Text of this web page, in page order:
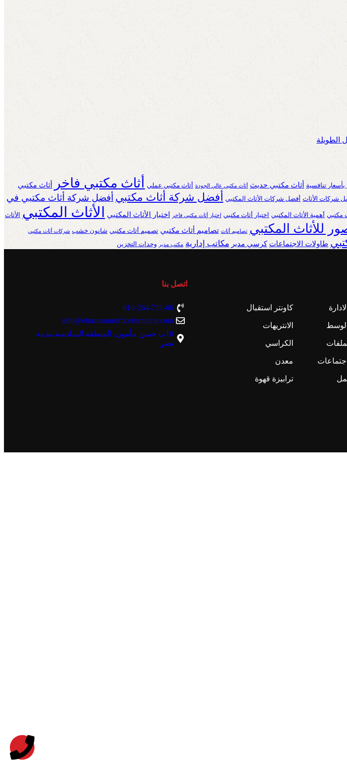
الطويلة
تنافسية أثاث مكتبي حديث أثاث مكتبي عالي الجودة أثاث مكتبي عملي أثاث مكتبي فاخر أثاث مكتبي
شركات الأثاث أفضل شركات الأثاث المكتبي أفضل شركة أثاث مكتبي أفضل شركة أثاث مكتبي في
مكتبي أهمية الأثاث المكتبي اختيار أثاث مكتبي اختيار أثاث مكتبي فاخر اختيار الأثاث المكتبي الأثاث المكتبي الأثاث
للأثاث المكتبي تصاميم أثاث تصاميم أثاث مكتبي تصميم أثاث مكتبي شانون خشب شركات أثاث مكتبي
طاولات الاجتماعات كرسي مدير مكاتب إدارية مكتب مدير وحدات التخزين
كاونتر استقبال
الانتريهات
الكراسي
معدن
ترابيزة قهوة
اتصل بنا
010-264-711-66
info@elmansourofficefurniture.com
10ب حسن مأمون. المنطقة السادسة.مدينة
نصر